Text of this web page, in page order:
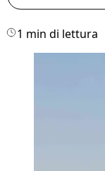
1 min di lettura